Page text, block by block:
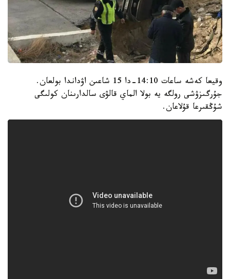
وقيعا كەشە ساعات 14:10-دا 15 شاعىن اۋداندا بولعان.
جۇرگىزۋشى رولگە يە بولا الماي قالۋى سالدارىنان كولىگى
شۇڭقىرعا قۇلاعان.